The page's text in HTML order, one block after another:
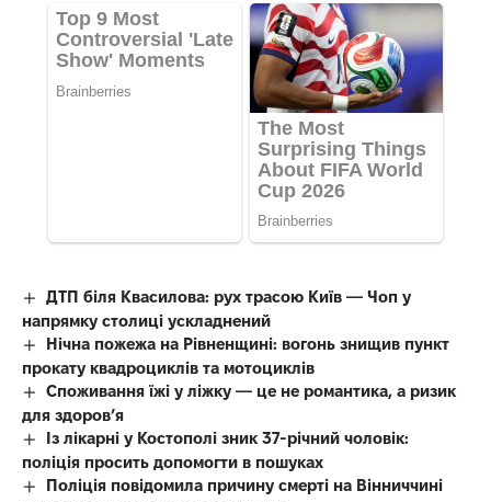
ДТП біля Квасилова: рух трасою Київ — Чоп у
напрямку столиці ускладнений
Нічна пожежа на Рівненщині: вогонь знищив пункт
прокату квадроциклів та мотоциклів
Споживання їжі у ліжку — це не романтика, а ризик
для здоров’я
Із лікарні у Костополі зник 37-річний чоловік:
поліція просить допомогти в пошуках
Поліція повідомила причину смерті на Вінниччині